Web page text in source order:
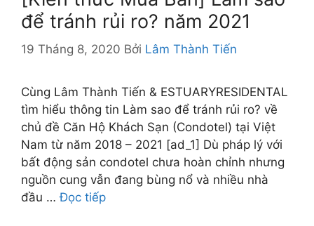
để tránh rủi ro? năm 2021
19 Tháng 8, 2020 Bởi Lâm Thành Tiến
Cùng Lâm Thành Tiến & ESTUARYRESIDENTAL
tìm hiểu thông tin Làm sao để tránh rủi ro? về
chủ đề Căn Hộ Khách Sạn (Condotel) tại Việt
Nam từ năm 2018 – 2021 [ad_1] Dù pháp lý với
bất động sản condotel chưa hoàn chỉnh nhưng
nguồn cung vẫn đang bùng nổ và nhiều nhà
đầu …Đọc tiếp